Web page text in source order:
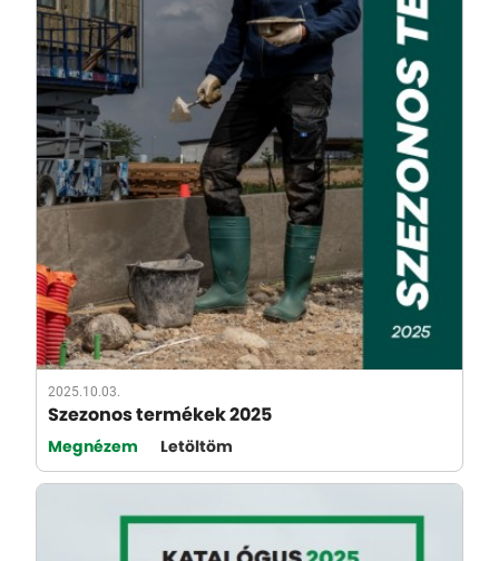
2025.10.03.
Szezonos termékek 2025
Megnézem Letöltöm